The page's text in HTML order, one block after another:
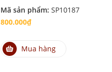
Mã sản phẩm: SP10187
800.000₫
Mua hàng